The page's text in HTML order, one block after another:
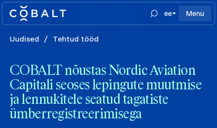
ee Menu
Uudised / Tehtud tööd
COBALT nõustas Nordic Aviation
Capitali seoses lepingute muutmise
ja lennukitele seatud tagatiste
ümberregistreerimisega